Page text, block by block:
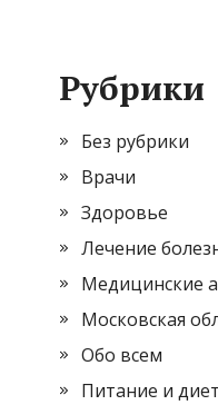
Рубрики
Без рубрики
Врачи
Здоровье
Лечение
Медицинские
Московская
Обо всем
Питание и